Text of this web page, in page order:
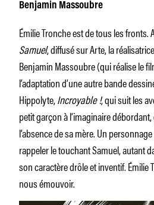
Benjamin Massoubre
Émilie Tronche est de tous les fronts.
Samuel, diffusé sur Arte, la
Benjamin Massoubre (qui réalise le
l’adaptation d’une autre bande
Hippolyte,Incroyable !, qui suit les
petit garçon à l’imaginaire
l’absence de sa mère. Un
rappeler le touchant Samuel, autant
son caractère drôle et inventif. Émilie
nous émouvoir.